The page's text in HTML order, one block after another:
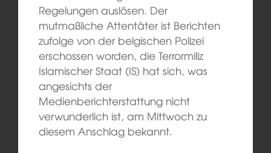
Regelungen auslösen. Der
mutmaßliche Attentäter ist Berichten
zufolge von der belgischen Polizei
erschossen worden, die Terrormiliz
Islamischer Staat (IS) hat sich, was
angesichts der
Medienberichterstattung nicht
verwunderlich ist, am Mittwoch zu
diesem Anschlag bekannt.